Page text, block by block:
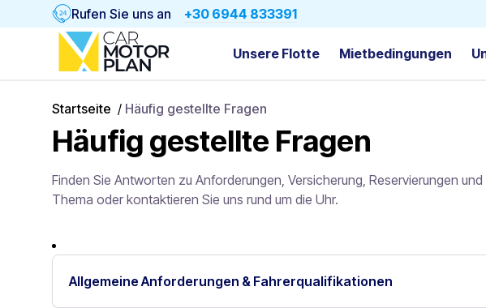
Rufen Sie uns an +30 6944 833391
Unsere Flotte Mietbedingungen
Startseite / Häufig gestellte Fragen
Häufig gestellte Fragen
Finden Sie Antworten zu Anforderungen, Versicherung, Reservierungen
Thema oder kontaktieren Sie uns rund um die Uhr.
Allgemeine Anforderungen & Fahrerqualifikationen